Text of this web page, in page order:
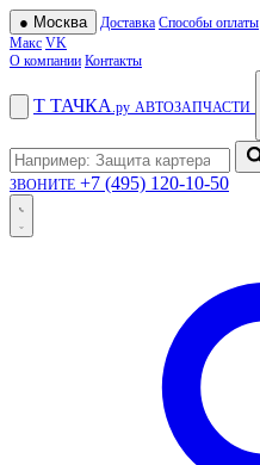
● Москва Доставка Способы оплаты
Макс VK
О компании Контакты
Т ТАЧКА .ру АВТОЗАПЧАСТИ
ЗВОНИТЕ +7 (495) 120-10-50